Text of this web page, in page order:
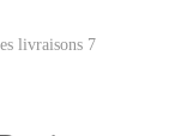
livraisons 7